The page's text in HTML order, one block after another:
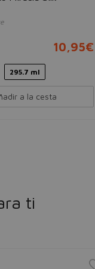
10,95€
295.7 ml
a la cesta
ti